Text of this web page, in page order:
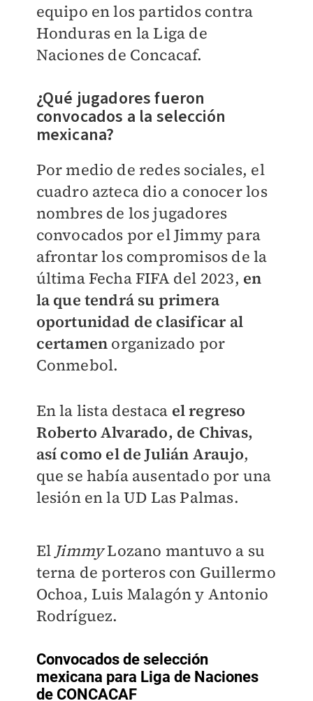
equipo en los partidos contra
Honduras en la Liga de
Naciones de Concacaf.
¿Qué jugadores fueron
convocados a la selección
mexicana?
Por medio de redes sociales, el
cuadro azteca dio a conocer los
nombres de los jugadores
convocados por el Jimmy para
afrontar los compromisos de la
última Fecha FIFA del 2023, en
la que tendrá su primera
oportunidad de clasificar al
certamen organizado por
Conmebol.
En la lista destaca el regreso
Roberto Alvarado, de Chivas,
así como el de Julián Araujo,
que se había ausentado por una
lesión en la UD Las Palmas.
ElJimmyLozano mantuvo a su
terna de porteros con Guillermo
Ochoa, Luis Malagón y Antonio
Rodríguez.